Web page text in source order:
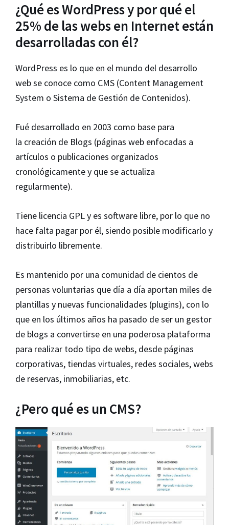
¿Qué es WordPress y por qué el
25% de las webs en Internet están
desarrolladas con él?
WordPress es lo que en el mundo del desarrollo
web se conoce como CMS (Content Management
System o Sistema de Gestión de Contenidos).
Fué desarrollado en 2003 como base para
la creación de Blogs (páginas web enfocadas a
artículos o publicaciones organizados
cronológicamente y que se actualiza
regularmente).
Tiene licencia GPL y es software libre, por lo que no
hace falta pagar por él, siendo posible modificarlo y
distribuirlo libremente.
Es mantenido por una comunidad de cientos de
personas voluntarias que día a día aportan miles de
plantillas y nuevas funcionalidades (plugins), con lo
que en los últimos años ha pasado de ser un gestor
de blogs a convertirse en una poderosa plataforma
para realizar todo tipo de webs, desde páginas
corporativas, tiendas virtuales, redes sociales, webs
de reservas, inmobiliarias, etc.
¿Pero qué es un CMS?